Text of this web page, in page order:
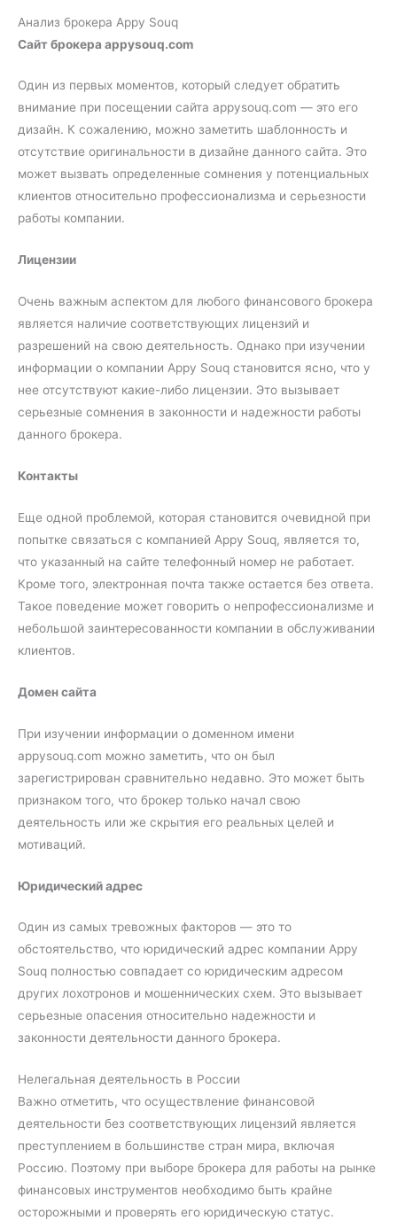
Анализ брокера Appy Souq
Сайт брокера appysouq.com
Один из первых моментов, который следует обратить
внимание при посещении сайта appysouq.com — это его
дизайн. К сожалению, можно заметить шаблонность и
отсутствие оригинальности в дизайне данного сайта. Это
может вызвать определенные сомнения у потенциальных
клиентов относительно профессионализма и серьезности
работы компании.
Лицензии
Очень важным аспектом для любого финансового брокера
является наличие соответствующих лицензий и
разрешений на свою деятельность. Однако при изучении
информации о компании Appy Souq становится ясно, что у
нее отсутствуют какие-либо лицензии. Это вызывает
серьезные сомнения в законности и надежности работы
данного брокера.
Контакты
Еще одной проблемой, которая становится очевидной при
попытке связаться с компанией Appy Souq, является то,
что указанный на сайте телефонный номер не работает.
Кроме того, электронная почта также остается без ответа.
Такое поведение может говорить о непрофессионализме и
небольшой заинтересованности компании в обслуживании
клиентов.
Домен сайта
При изучении информации о доменном имени
appysouq.com можно заметить, что он был
зарегистрирован сравнительно недавно. Это может быть
признаком того, что брокер только начал свою
деятельность или же скрытия его реальных целей и
мотиваций.
Юридический адрес
Один из самых тревожных факторов — это то
обстоятельство, что юридический адрес компании Appy
Souq полностью совпадает со юридическим адресом
других лохотронов и мошеннических схем. Это вызывает
серьезные опасения относительно надежности и
законности деятельности данного брокера.
Нелегальная деятельность в России
Важно отметить, что осуществление финансовой
деятельности без соответствующих лицензий является
преступлением в большинстве стран мира, включая
Россию. Поэтому при выборе брокера для работы на рынке
финансовых инструментов необходимо быть крайне
осторожными и проверять его юридическую статус.